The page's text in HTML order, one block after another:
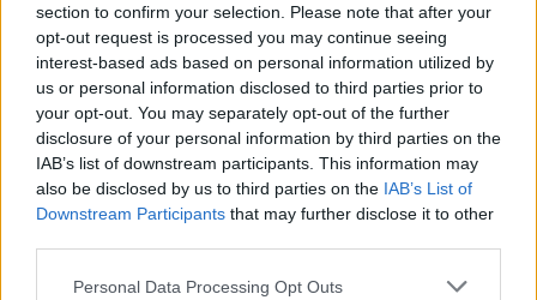
section to confirm your selection. Please note that after your
opt-out request is processed you may continue seeing
interest-based ads based on personal information utilized by
us or personal information disclosed to third parties prior to
your opt-out. You may separately opt-out of the further
disclosure of your personal information by third parties on the
IAB’s list of downstream participants. This information may
also be disclosed by us to third parties on the IAB’s List of
Downstream Participants that may further disclose it to other
Please note that this website/app uses one or more Google
Personal Data Processing Opt Outs
Σε περίπτωση που γίνει υπαίτιος τροχαίου ατυχήματος με
τραυματισμό ή θάνατο, το δικαστήριομπορεί να
επιβάλλει ακόμη και τηδια βίου αφαίρεση της
άδειας οδήγησηςοποιουδήποτε οδικού οχήματος.